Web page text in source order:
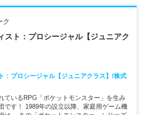
ク
スト：プロシージャル【ジュニアク
：プロシージャル【ジュニアクラス】/株式
ているRPG「ポケットモンスター」を生み
です！ 1989年の設立以降、家庭用ゲーム機